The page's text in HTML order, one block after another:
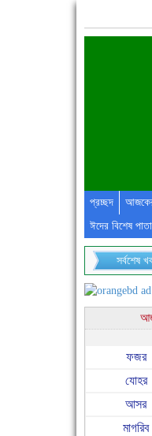
প্রচ্ছদ
ঈদের বিশেষ পাতা
সর্বশেষ
ফজর
যোহর
আসর
মাগরিব